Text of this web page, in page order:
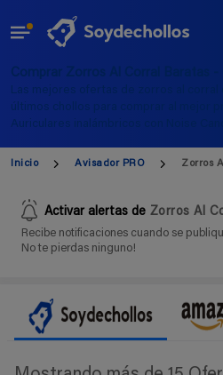
Comprar Zorros Al Corral Baratas -
Las mejores ofertas de zorros al corral
últimos chollos para comprar al mejor
Auriculares inalámbricos con Noise
Inicio Avisador PRO Zorros
Activar alertas de Zorros Al
Recibe notificaciones cuando se
No te pierdas ninguno!